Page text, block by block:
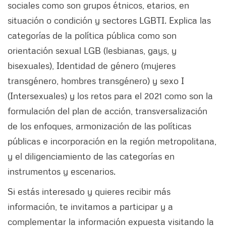
sociales como son grupos étnicos, etarios, en
situación o condición y sectores LGBTI. Explica las
categorías de la política pública como son
orientación sexual LGB (lesbianas, gays, y
bisexuales), Identidad de género (mujeres
transgénero, hombres transgénero) y sexo I
(Intersexuales) y los retos para el 2021 como son la
formulación del plan de acción, transversalización
de los enfoques, armonización de las políticas
públicas e incorporación en la región metropolitana,
y el diligenciamiento de las categorías en
instrumentos y escenarios.
Si estás interesado y quieres recibir más
información, te invitamos a participar y a
complementar la información expuesta visitando la